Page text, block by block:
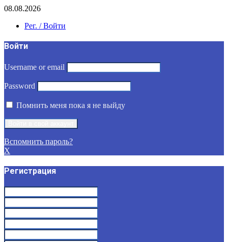
08.08.2026
Рег. / Войти
Войти
Username or email
Password
Помнить меня пока я не выйду
Вспомнить пароль?
X
Регистрация